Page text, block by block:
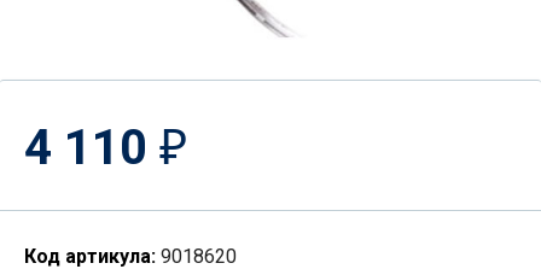
4 110 ₽
Код артикула: 9018620